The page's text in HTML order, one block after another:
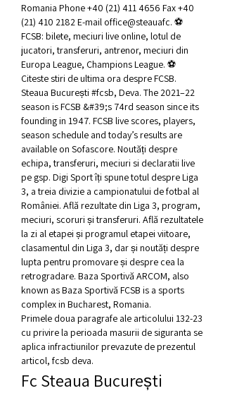
Romania Phone +40 (21) 411 4656 Fax +40
(21) 410 2182 E-mail office@steauafc. ⚽
FCSB: bilete, meciuri live online, lotul de
jucatori, transferuri, antrenor, meciuri din
Europa League, Champions League. ⚽
Citeste stiri de ultima ora despre FCSB.
Steaua București #fcsb, Deva. The 2021–22
season is FCSB &#39;s 74rd season since its
founding in 1947. FCSB live scores, players,
season schedule and today’s results are
available on Sofascore. Noutăți despre
echipa, transferuri, meciuri si declaratii live
pe gsp. Digi Sport îți spune totul despre Liga
3, a treia divizie a campionatului de fotbal al
României. Află rezultate din Liga 3, program,
meciuri, scoruri și transferuri. Află rezultatele
la zi al etapei și programul etapei viitoare,
clasamentul din Liga 3, dar și noutăți despre
lupta pentru promovare și despre cea la
retrogradare. Baza Sportivă ARCOM, also
known as Baza Sportivă FCSB is a sports
complex in Bucharest, Romania.
Primele doua paragrafe ale articolului 132-23
cu privire la perioada masurii de siguranta se
aplica infractiunilor prevazute de prezentul
articol, fcsb deva.
Fc Steaua București